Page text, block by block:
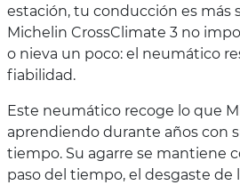
estación, tu conducción es más
Michelin CrossClimate 3 no
o nieva un poco: el neumático
fiabilidad.
Este neumático recoge lo que
aprendiendo durante años con
tiempo. Su agarre se mantiene
paso del tiempo, el desgaste de